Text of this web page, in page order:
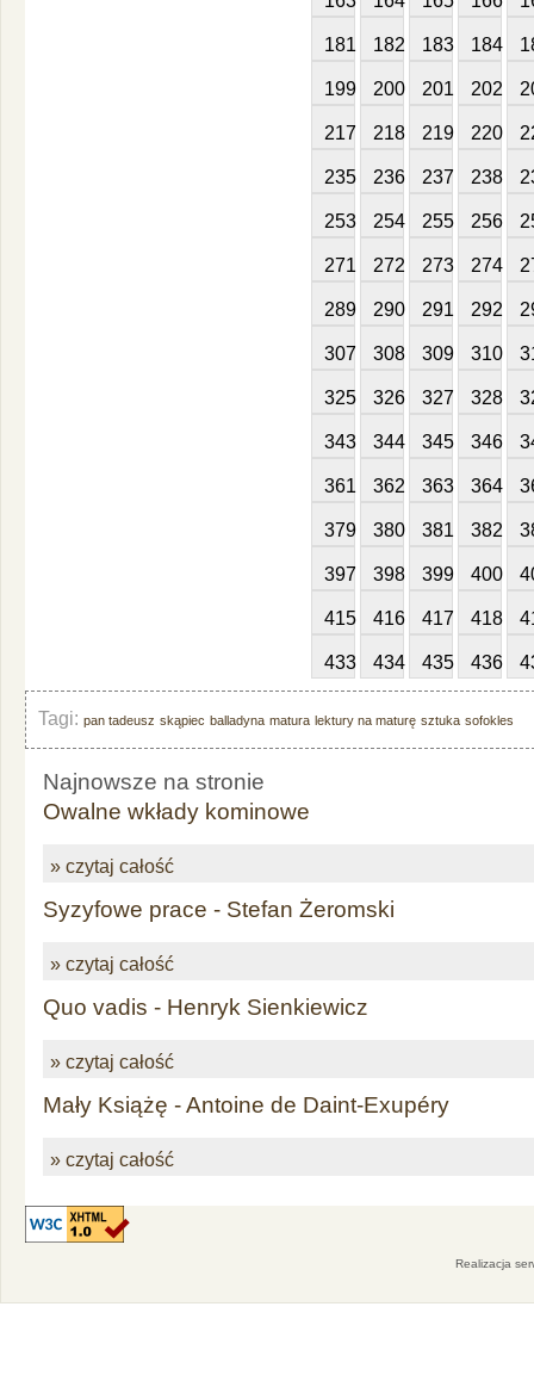
181 182 183 184
199 200 201 202
217 218 219 220
235 236 237 238
253 254 255 256
271 272 273 274
289 290 291 292
307 308 309 310
325 326 327 328
343 344 345 346
361 362 363 364
379 380 381 382
397 398 399 400
415 416 417 418
433 434 435 436
Tagi: pan tadeusz skąpiec balladyna matura lektury na maturę sztuka sofokles
Najnowsze na stronie
Owalne wkłady kominowe
» czytaj całość
Syzyfowe prace - Stefan Żeromski
» czytaj całość
Quo vadis - Henryk Sienkiewicz
» czytaj całość
Mały Książę - Antoine de Daint-Exupéry
» czytaj całość
Realizacja